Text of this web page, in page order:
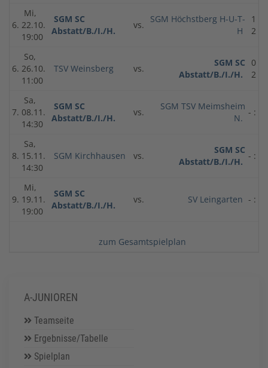
6.
Mi,
22.10.
19:00
SGM SC
Abstatt/B./I./H.
vs.
SGM Höchstberg H-U-T-
H
1 :
2
6.
So,
26.10.
11:00
TSV Weinsberg vs.
SGM SC
Abstatt/B./I./H.
0 :
2
7.
Sa,
08.11.
14:30
SGM SC
Abstatt/B./I./H.
vs.
SGM TSV Meimsheim
N.
- : -
8.
Sa,
15.11.
14:30
SGM Kirchhausen vs.
SGM SC
Abstatt/B./I./H.
- : -
9.
Mi,
19.11.
19:00
SGM SC
Abstatt/B./I./H.
vs. SV Leingarten - : -
zum Gesamtspielplan
A-JUNIOREN
Teamseite
Ergebnisse/Tabelle
Spielplan